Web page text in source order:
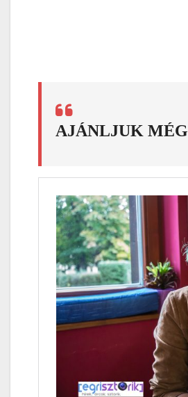
AJÁNLJUK MÉG